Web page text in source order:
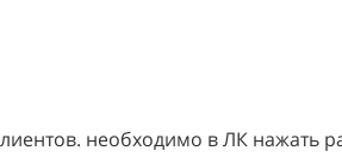
необходимо в ЛК нажать